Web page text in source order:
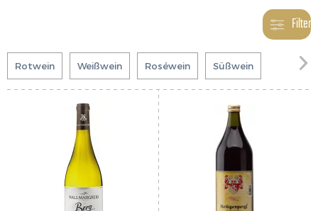
Filter
Rotwein Weißwein Roséwein Süßwein 